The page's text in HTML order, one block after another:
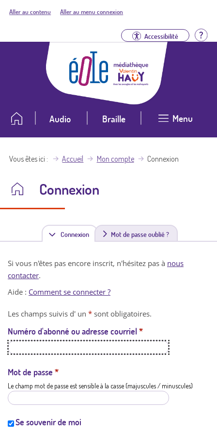
Aller au contenu Aller au menu connexion
Accessibilité
Audio Braille Menu
Vous êtes ici Accueil Mon compte Connexion
Connexion
Connexion(
n
t
a
t
i
Mot de passe oublié ?
Si vous n'êtes pas encore inscrit, n'hésitez pas à nous
contacter.
Aide : Comment se connecter ?
Les champs suivis d' un * sont obligatoires.
Numéro d'abonné ou adresse courriel *
Mot de passe *
Le champ mot de passe est sensible à la casse (majuscules / minuscules)
Se souvenir de moi